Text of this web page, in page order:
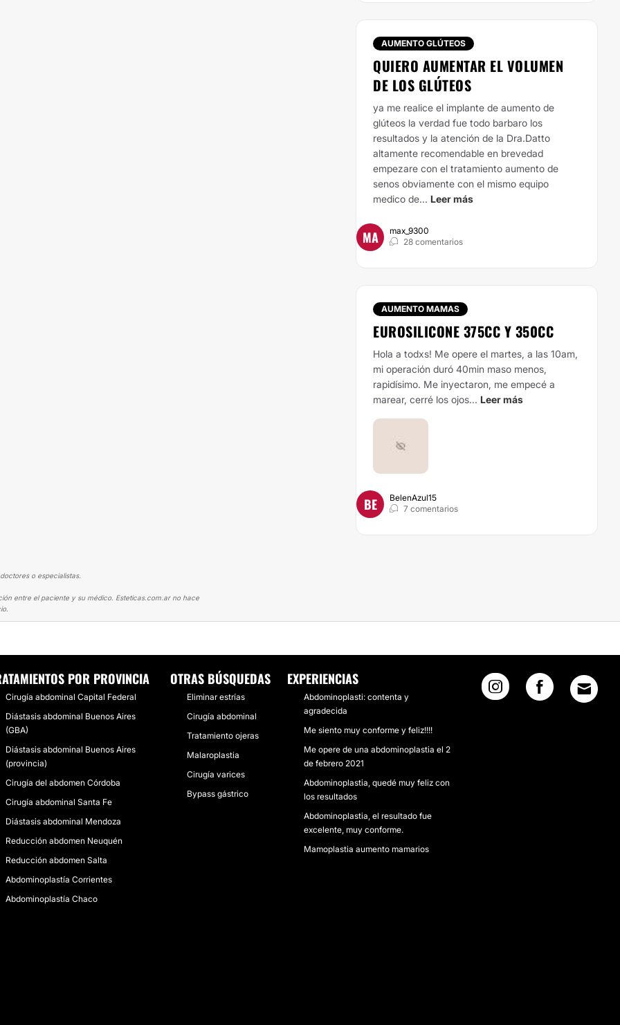
AUMENTO GLÚTEOS
QUIERO AUMENTAR EL VOLUMEN
DE LOS GLÚTEOS
ya me realice el implante de aumento de
glúteos la verdad fue todo barbaro los
resultados y la atención de la Dra.Datto
altamente recomendable en brevedad
empezare con el tratamiento aumento de
senos obviamente con el mismo equipo
medico de... Leer más
MA
max_9300
28 comentarios
AUMENTO MAMAS
EUROSILICONE 375CC Y 350CC
Hola a todxs! Me opere el martes, a las 10am,
mi operación duró 40min maso menos,
rapidísimo. Me inyectaron, me empecé a
marear, cerré los ojos... Leer más
BE
BelenAzul15
7 comentarios
o especialistas.
entre el paciente y su médico. Esteticas.com.ar no hace
POR PROVINCIA
Cirugía abdominal Capital Federal
Diástasis abdominal Buenos Aires
(GBA)
Diástasis abdominal Buenos Aires
(provincia)
Cirugía del abdomen Córdoba
Cirugía abdominal Santa Fe
Diástasis abdominal Mendoza
Reducción abdomen Neuquén
Reducción abdomen Salta
Abdominoplastía Corrientes
Abdominoplastía Chaco
OTRAS BÚSQUEDAS
Eliminar estrías
Cirugía abdominal
Tratamiento ojeras
Malaroplastia
Cirugía varices
Bypass gástrico
EXPERIENCIAS
Abdominoplasti: contenta y
agradecida
Me siento muy conforme y feliz!!!!
Me opere de una abdominoplastia el 2
de febrero 2021
Abdominoplastia, quedé muy feliz con
los resultados
Abdominoplastia, el resultado fue
excelente, muy conforme.
Mamoplastia aumento mamarios